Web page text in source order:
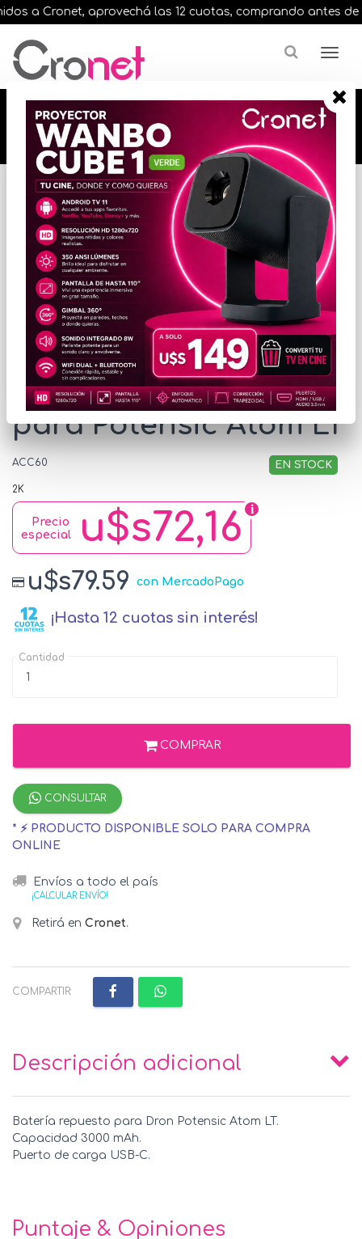
a Cronet, aprovechá las 12 cuotas, comprando antes de
🔥🔥🔥 12 cuotas, en todos nuestros artículos,
comprando antes de las 13 hrs. envíos en el
día 🔥🔥🔥
Inicio
VARIOS INFORMATICA
ACCESORIOS VARIOS
* Las imágenes se exhiben con fines ilustrativos.
Batería Inteligente
para Potensic Atom LT
ACC60 EN STOCK
2K
u$s72,16
Precio
especial
u$s79.59 con MercadoPago
¡Hasta 12 cuotas sin interés!
Cantidad
COMPRAR
CONSULTAR
* ⚡ PRODUCTO DISPONIBLE SOLO PARA COMPRA
ONLINE
Envíos a todo el país
¡CALCULAR ENVÍO!
Retirá en Cronet.
COMPARTIR:
Descripción adicional
Batería repuesto para Dron Potensic Atom LT.
Capacidad 3000 mAh.
Puerto de carga USB-C.
Puntaje & Opiniones